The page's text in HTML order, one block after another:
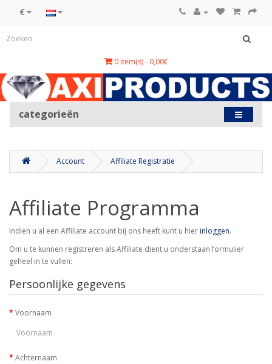
€
0 item(s) - 0,00€
categorieën
Account Affiliate Registratie
Affiliate Programma
Indien u al een Affiliate account bij ons heeft kunt u hierinloggen.
Om u te kunnen registreren als Affiliate dient u onderstaan formulier
geheel in te vullen:
Persoonlijke gegevens
Voornaam
Achternaam